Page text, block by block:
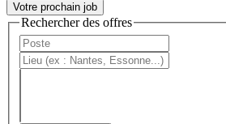
Votre prochain job
Rechercher des offres